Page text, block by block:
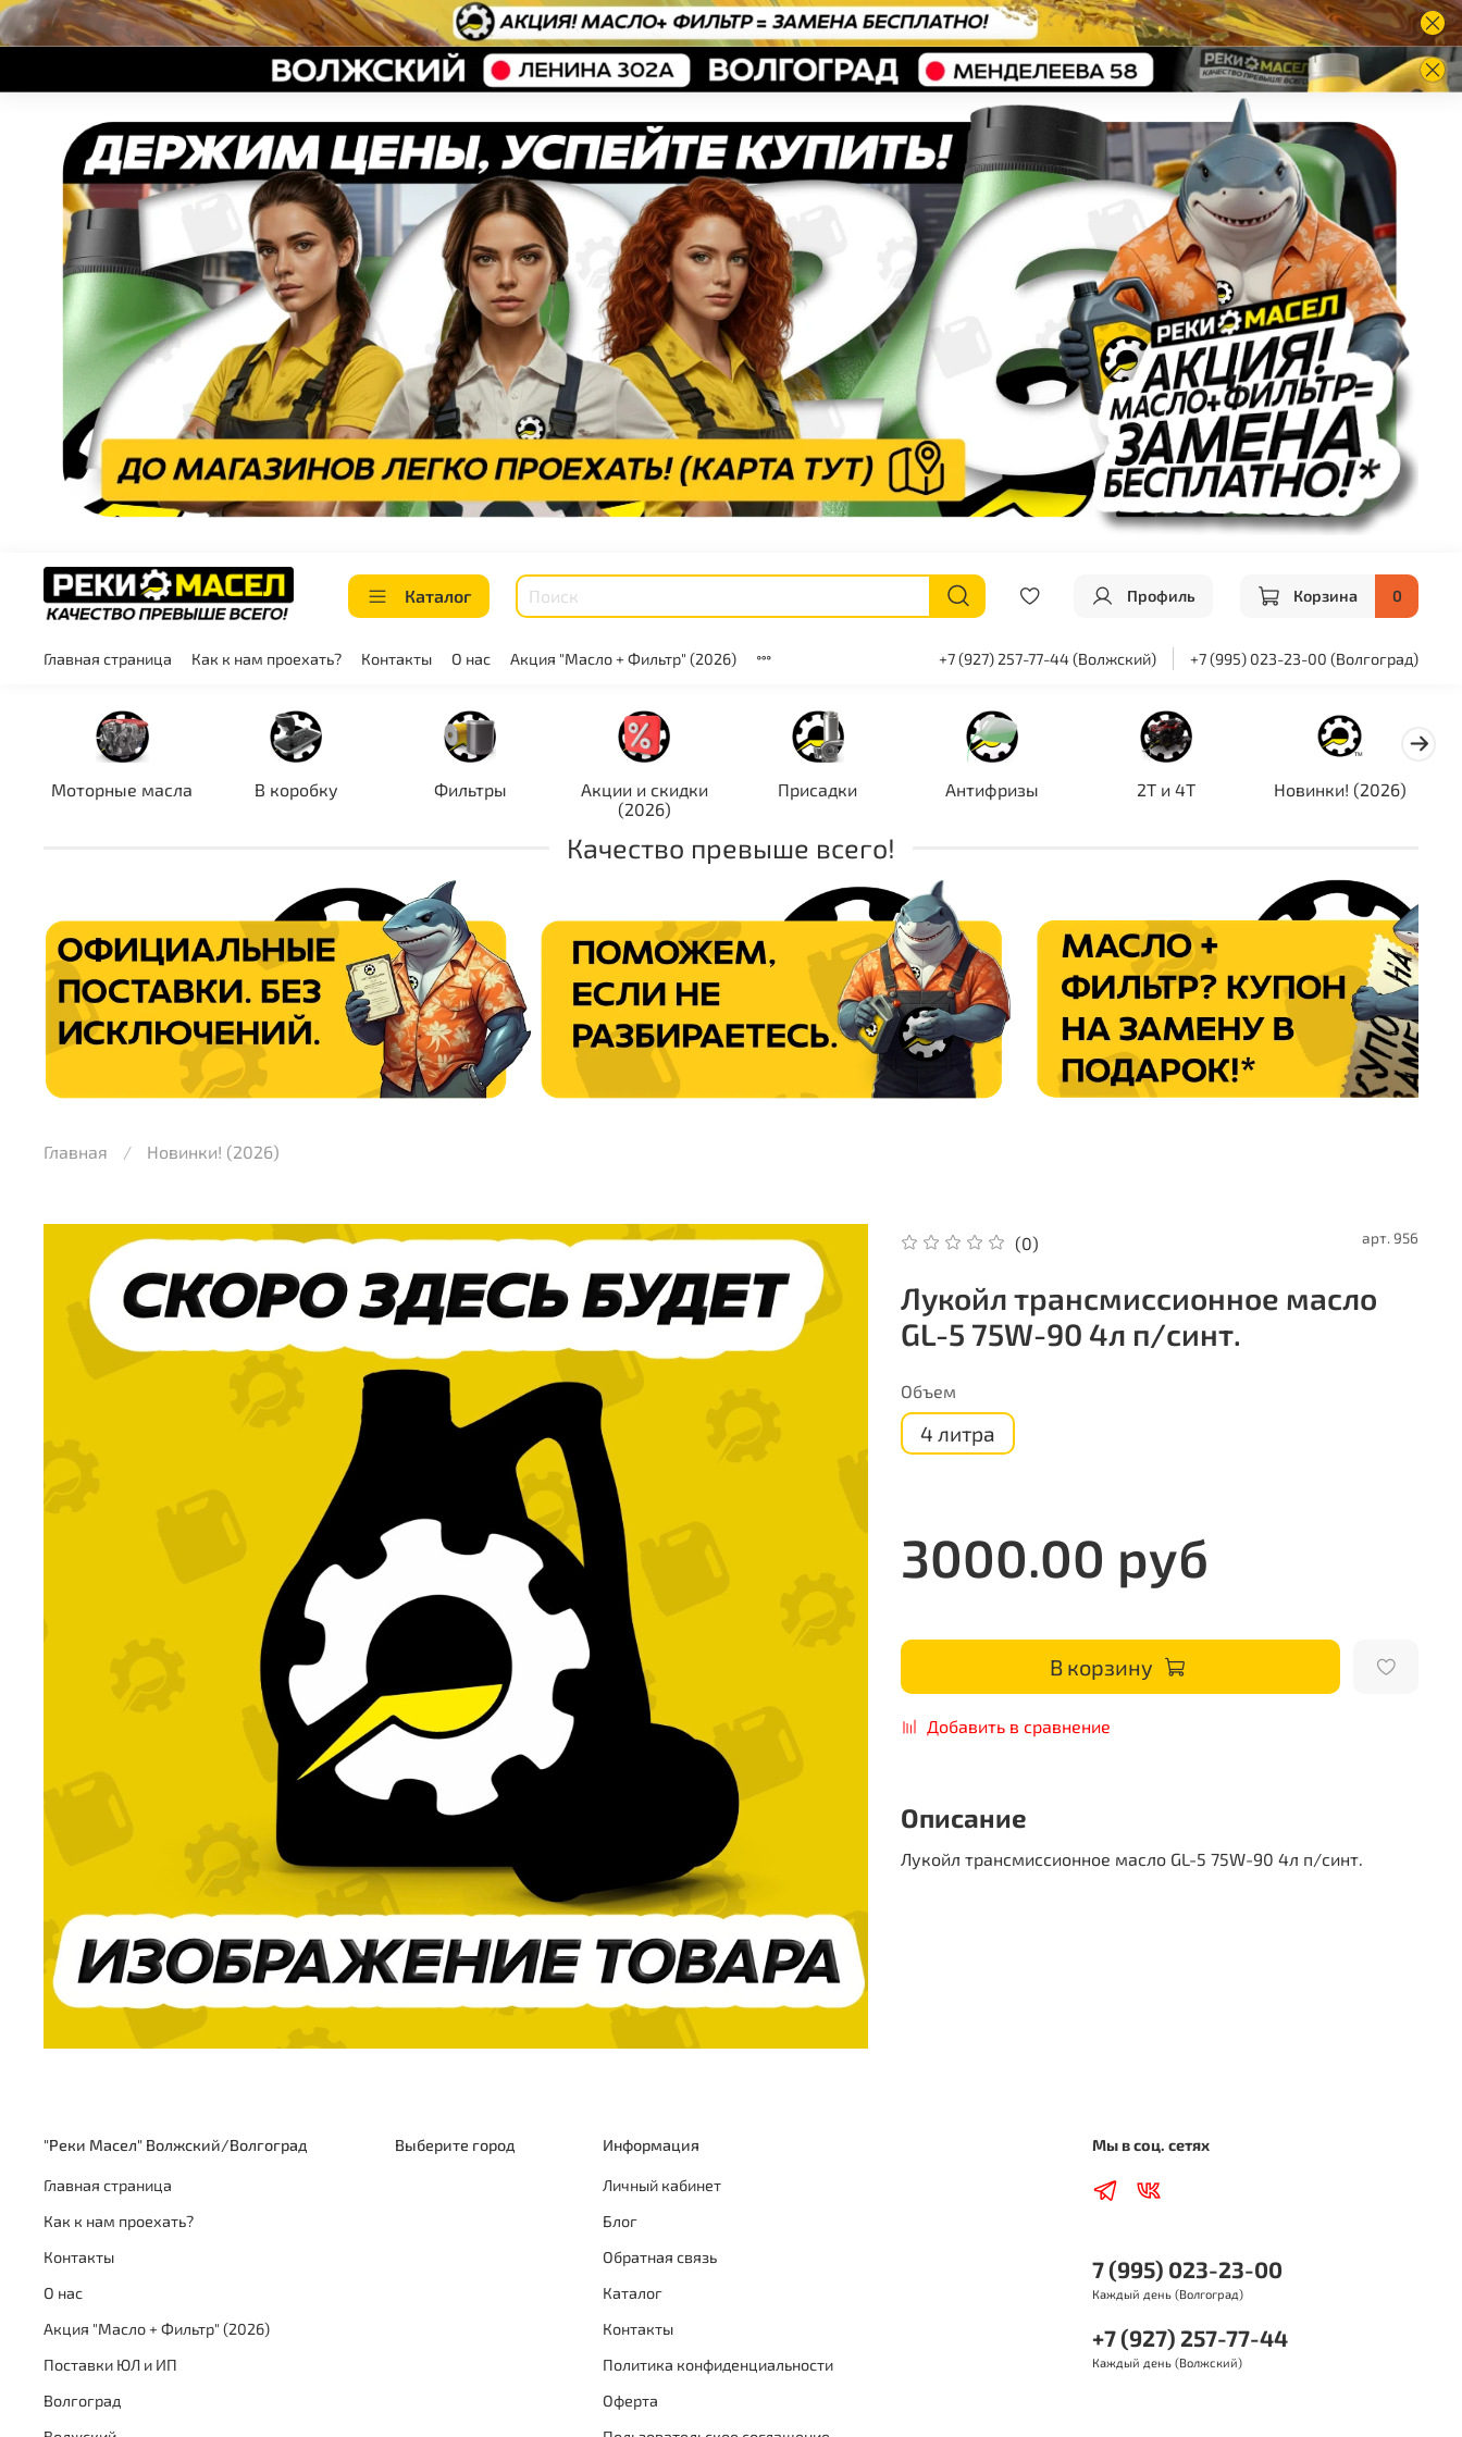
Каталог Профиль Корзина 0
Главная страница Как к нам проехать? Контакты О нас Акция "Масло + Фильтр" (2026) +7 (927) 257-77-44 (Волжский) +7 (995) 023-23-00 (Волгоград)
Моторные масла В коробку Фильтры
Акции и скидки
(2026)
Присадки Антифризы 2T и 4T Новинки! (2026)
Качество превыше всего!
Главная Новинки! (2026)
(0) арт. 956
Лукойл трансмиссионное масло
GL-5 75W-90 4л п/синт.
Объем
4 литра
3000.00 руб
В корзину
Добавить в сравнение
Описание
Лукойл трансмиссионное масло GL-5 75W-90 4л п/синт.
"Реки Масел" Волжский/Волгоград
Главная страница
Как к нам проехать?
Контакты
О нас
Акция "Масло + Фильтр" (2026)
Поставки ЮЛ и ИП
Волгоград
Выберите город Информация
Личный кабинет
Блог
Обратная связь
Каталог
Контакты
Политика конфиденциальности
Оферта
Мы в соц. сетях
7 (995) 023-23-00
Каждый день (Волгоград)
+7 (927) 257-77-44
Каждый день (Волжский)